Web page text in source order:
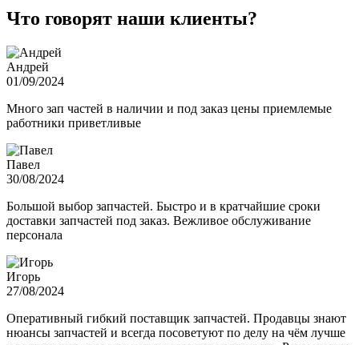
Что говорят наши клиенты?
Андрей
01/09/2024
Много зап частей в наличии и под заказ цены приемлемые
работники приветливые
Павел
30/08/2024
Большой выбор запчастей. Быстро и в кратчайшие сроки
доставки запчастей под заказ. Вежливое обслуживание
персонала
Игорь
27/08/2024
Оперативный гибкий поставщик запчастей. Продавцы знают
нюансы запчастей и всегда посоветуют по делу на чём лучше